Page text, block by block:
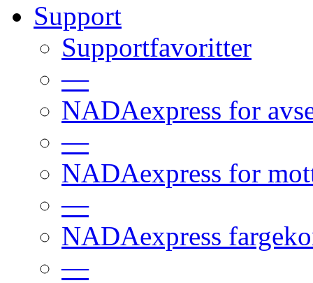
Support
Supportfavoritter
—
NADAexpress for
—
NADAexpress for
—
NADAexpress
—